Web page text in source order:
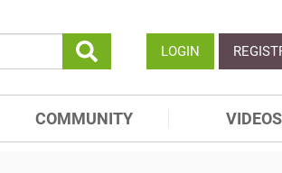
LOGIN
COMMUNITY VIDEOS